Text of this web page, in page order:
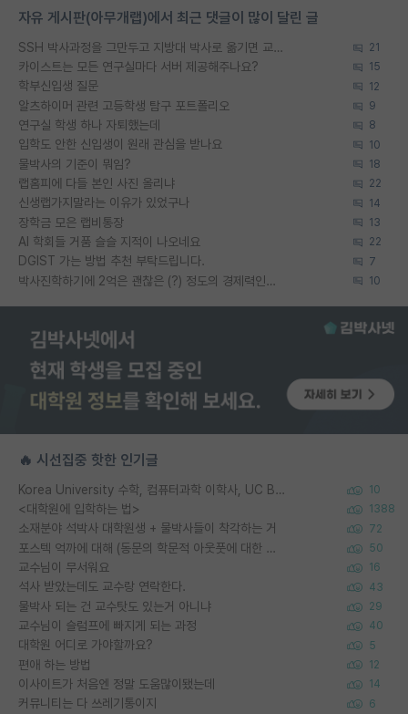
자유 게시판(아무개랩)에서 최근 댓글이 많이 달린 글
SSH 박사과정을 그만두고 지방대 박사로 옮기면 교수의 꿈은 끝일까요? 21
카이스트는 모든 연구실마다 서버 제공해주나요? 15
학부신입생 질문 12
알츠하이머 관련 고등학생 탐구 포트폴리오 9
연구실 학생 하나 자퇴했는데 8
입학도 안한 신입생이 원래 관심을 받나요 10
물박사의 기준이 뭐임? 18
랩홈피에 다들 본인 사진 올리냐 22
신생랩가지말라는 이유가 있었구나 14
장학금 모은 랩비통장 13
AI 학회들 거품 슬슬 지적이 나오네요 22
DGIST 가는 방법 추천 부탁드립니다. 7
박사진학하기에 2억은 괜찮은 (?) 정도의 경제력인가요 10
🔥 시선집중 핫한 인기글
Korea University 수학, 컴퓨터과학 이학사, UC Berkeley 산업공학 대학원 공학박사가 되는 것은 쉽지 않겠죠? 10
<대학원에 입학하는 법> 1388
소재분야 석박사 대학원생 + 물박사들이 착각하는 거 72
포스텍 억까에 대해 (동문의 학문적 아웃풋에 대한 반박) 50
교수님이 무서워요 16
석사 받았는데도 교수랑 연락한다. 43
물박사 되는 건 교수탓도 있는거 아니냐 29
교수님이 슬럼프에 빠지게 되는 과정 40
대학원 어디로 가야할까요? 5
편애 하는 방법 12
이사이트가 처음엔 정말 도움많이됐는데 14
커뮤니티는 다 쓰레기통이지 6